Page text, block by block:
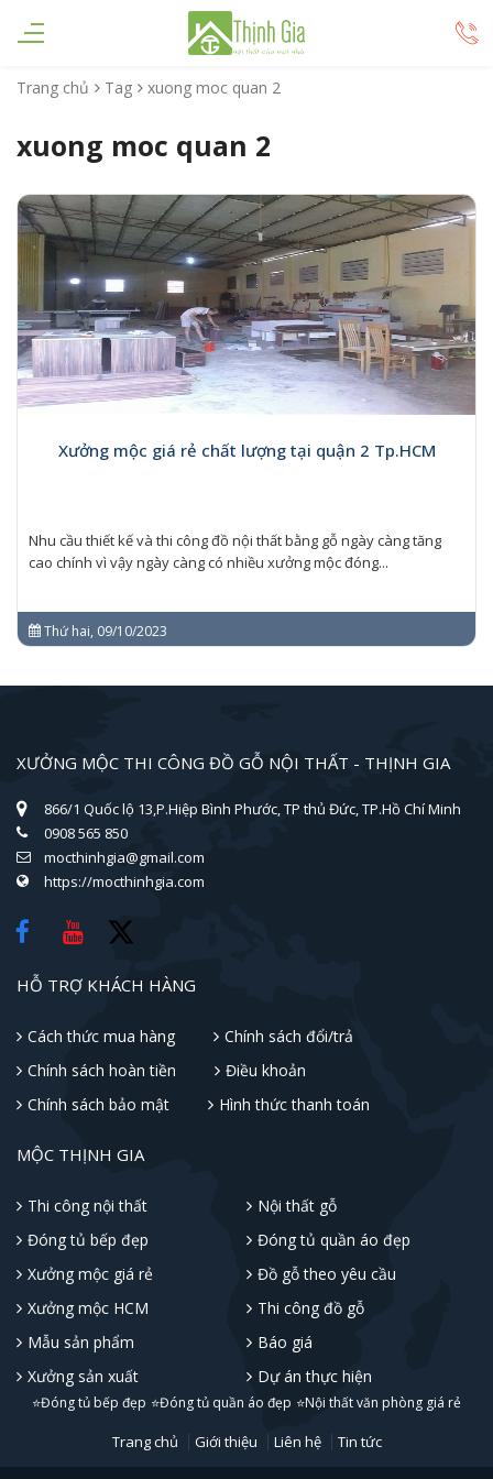
Trang chủ Tag xuong moc quan 2
xuong moc quan 2
Xưởng mộc giá rẻ chất lượng tại quận 2 Tp.HCM
Nhu cầu thiết kế và thi công đồ nội thất bằng gỗ ngày càng tăng
cao chính vì vậy ngày càng có nhiều xưởng mộc đóng...
Thứ hai, 09/10/2023
XƯỞNG MỘC THI CÔNG ĐỒ GỖ NỘI THẤT - THỊNH GIA
866/1 Quốc lộ 13,P.Hiệp Bình Phước, TP thủ Đức, TP.Hồ Chí Minh
0908 565 850
mocthinhgia@gmail.com
https://mocthinhgia.com
HỖ TRỢ KHÁCH HÀNG
Cách thức mua hàng
Chính sách đổi/trả
Chính sách hoàn tiền
Điều khoản
Chính sách bảo mật
Hình thức thanh toán
MỘC THỊNH GIA
Thi công nội thất
Nội thất gỗ
Đóng tủ bếp đẹp
Đóng tủ quần áo đẹp
Xưởng mộc giá rẻ
Đồ gỗ theo yêu cầu
Xưởng mộc HCM
Thi công đồ gỗ
Mẫu sản phẩm
Báo giá
Xưởng sản xuất
Dự án thực hiện
⭐Đóng tủ bếp đẹp ⭐Đóng tủ quần áo đẹp ⭐Nội thất văn phòng giá rẻ
Trang chủ Giới thiệu Liên hệ Tin tức